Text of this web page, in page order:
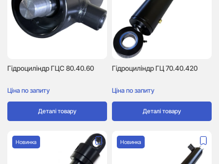
Гідроциліндр ГЦC 80.40.60
Ціна по запиту
Деталі товару
Гідроциліндр ГЦ 70.40.420
Ціна по запиту
Деталі товару
Новинка Новинка